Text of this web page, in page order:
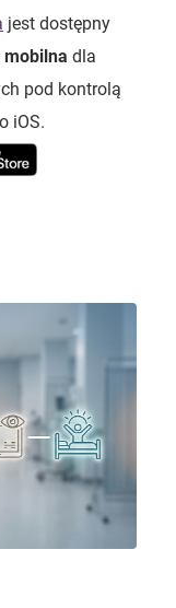
jest dostępny
dla
pod kontrolą
iOS.